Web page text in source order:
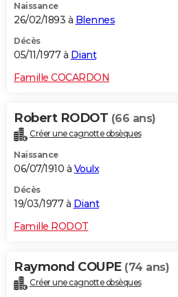
Naissance
26/02/1893 à Blennes
Décès
05/11/1977 à Diant
Famille COCARDON
Robert RODOT (66 ans)
Créer une cagnotte obsèques
Naissance
06/07/1910 à Voulx
Décès
19/03/1977 à Diant
Famille RODOT
Raymond COUPE (74 ans)
Créer une cagnotte obsèques